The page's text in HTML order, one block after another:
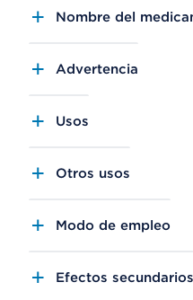
Nombre del
Advertencia
Usos
Otros usos
Modo de empleo
Efectos secundarios